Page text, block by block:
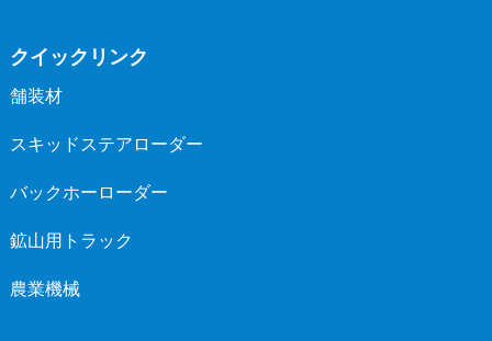
クイックリンク
舗装材
スキッドステアローダー
バックホーローダー
鉱山用トラック
農業機械